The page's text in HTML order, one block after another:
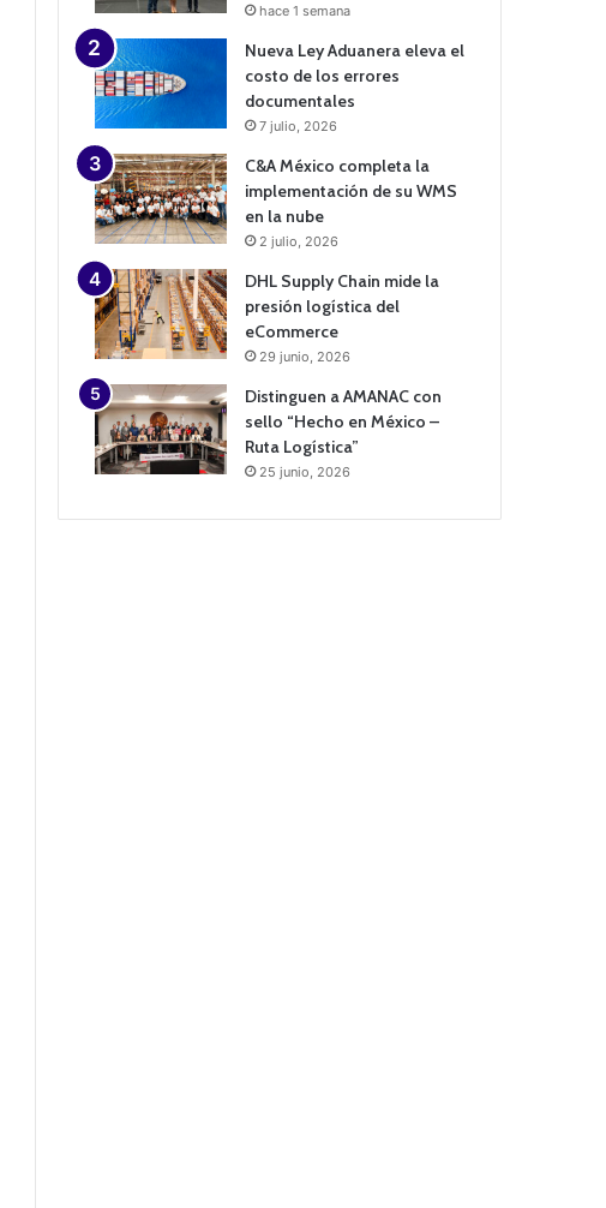
hace 1 semana
Nueva Ley Aduanera eleva el
costo de los errores
documentales
7 julio, 2026
C&A México completa la
implementación de su WMS
en la nube
2 julio, 2026
DHL Supply Chain mide la
presión logística del
eCommerce
29 junio, 2026
Distinguen a AMANAC con
sello “Hecho en México –
Ruta Logística”
25 junio, 2026